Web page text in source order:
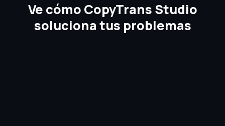
Ve cómo CopyTrans Studio
soluciona tus problemas